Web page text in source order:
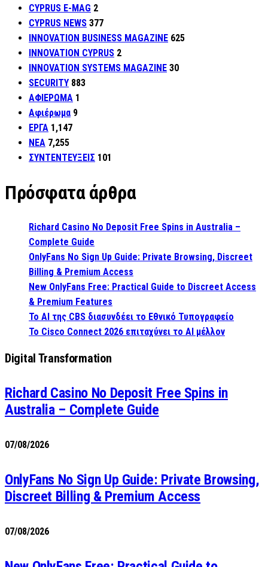
CYPRUS E-MAG 2
CYPRUS NEWS 377
INNOVATION BUSINESS MAGAZINE 625
INNOVATION CYPRUS 2
INNOVATION SYSTEMS MAGAZINE 30
SECURITY 883
ΑΦΙΕΡΩΜΑ 1
Αφιέρωμα 9
ΕΡΓΑ 1,147
ΝΕΑ 7,255
ΣΥΝΤΕΝΤΕΥΞΕΙΣ 101
Πρόσφατα άρθρα
Richard Casino No Deposit Free Spins in Australia –
Complete Guide
OnlyFans No Sign Up Guide: Private Browsing, Discreet
Billing & Premium Access
New OnlyFans Free: Practical Guide to Discreet Access
& Premium Features
Το AI της CBS διασυνδέει το Εθνικό Τυπογραφείο
Το Cisco Connect 2026 επιταχύνει το AI μέλλον
Digital Transformation
Richard Casino No Deposit Free Spins in
Australia – Complete Guide
07/08/2026
OnlyFans No Sign Up Guide: Private Browsing,
Discreet Billing & Premium Access
07/08/2026